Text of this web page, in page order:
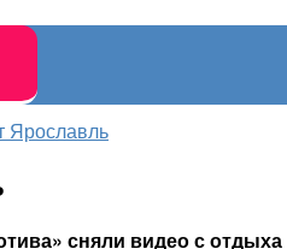
сняли видео с отдыха